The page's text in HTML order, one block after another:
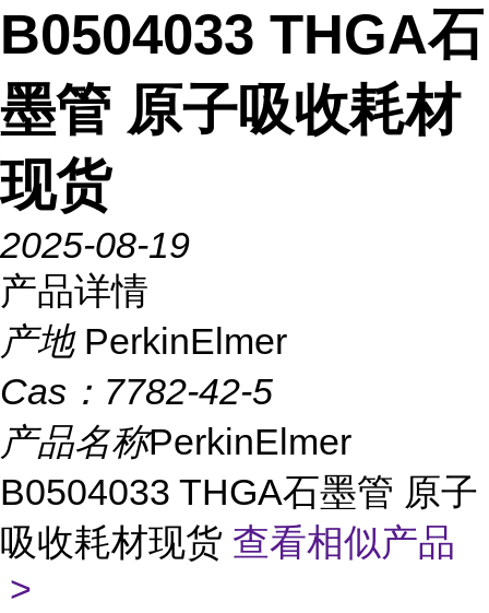
B0504033 THGA石
墨管 原子吸收耗材
现货
2025-08-19
产品详情
产地 PerkinElmer
Cas： 7782-42-5
产品名称PerkinElmer
B0504033 THGA石墨管 原子
吸收耗材现货 查看相似产品
>